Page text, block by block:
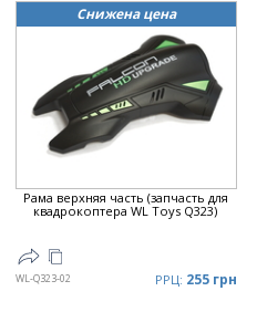
Снижена цена
Рама верхняя часть (запчасть для
квадрокоптера WL Toys Q323)
WL-Q323-02 РРЦ: 255 грн